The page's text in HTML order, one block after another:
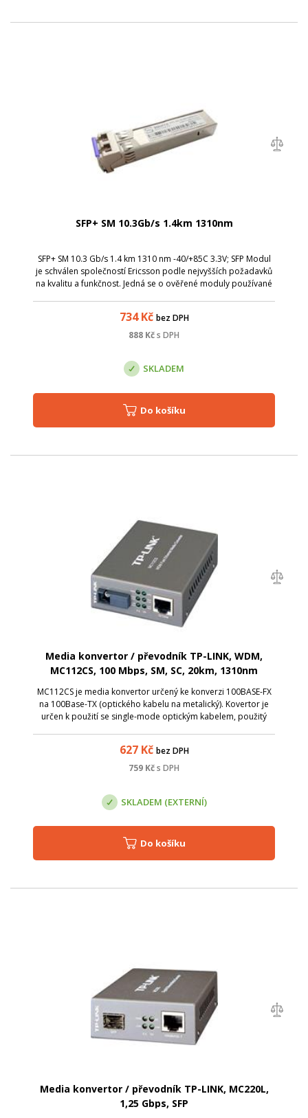
SFP+ SM 10.3Gb/s 1.4km 1310nm
SFP+ SM 10.3 Gb/s 1.4 km 1310 nm -40/+85C 3.3V; SFP Modul
je schválen společností Ericsson podle nejvyšších požadavků
na kvalitu a funkčnost. Jedná se o ověřené moduly používané
734Kč bez DPH
888 Kčs DPH
SKLADEM
Do košíku
Media konvertor / převodník TP-LINK, WDM,
MC112CS, 100 Mbps, SM, SC, 20km, 1310nm
MC112CS je media konvertor určený ke konverzi 100BASE-FX
na 100Base-TX (optického kabelu na metalický). Kovertor je
určen k použití se single-mode optickým kabelem, použitý
627Kč bez DPH
759 Kčs DPH
SKLADEM (EXTERNÍ)
Do košíku
Media konvertor / převodník TP-LINK, MC220L,
1,25 Gbps, SFP